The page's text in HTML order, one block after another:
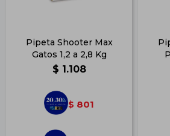
Pipeta Shooter Max
Gatos 1,2 a 2,8 Kg
$ 1.108
$ 801